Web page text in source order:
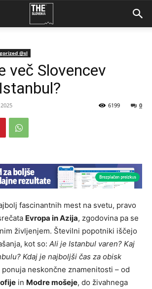
@sl
več Slovencev
0
6199
fascinantnih mest na svetu, pravo
Evropa in Azija, zgodovina pa se
življenjem. Številni popotniki iščejo
kot so: Ali je Istanbul varen? Kaj
Kdaj je najboljši čas za obisk
ponuja neskončne znamenitosti – od
in Modre mošeje, do živahnega